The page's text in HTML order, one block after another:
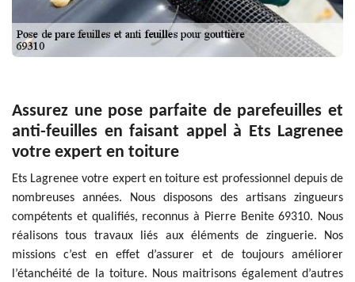
Assurez une pose parfaite de parefeuilles et
anti-feuilles en faisant appel à Ets Lagrenee
votre expert en toiture
Ets Lagrenee votre expert en toiture est professionnel depuis de
nombreuses années. Nous disposons des artisans zingueurs
compétents et qualifiés, reconnus à Pierre Benite 69310. Nous
réalisons tous travaux liés aux éléments de zinguerie. Nos
missions c’est en effet d’assurer et de toujours améliorer
l’étanchéité de la toiture. Nous maitrisons également d’autres